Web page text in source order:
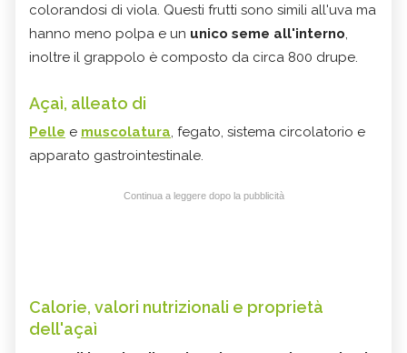
colorandosi di viola. Questi frutti sono simili all'uva ma
hanno meno polpa e un unico seme all'interno,
inoltre il grappolo è composto da circa 800 drupe.
Açaì, alleato di
Pelle e muscolatura, fegato, sistema circolatorio e
apparato gastrointestinale.
Continua a leggere dopo la pubblicità
Calorie, valori nutrizionali e proprietà
dell'açaì